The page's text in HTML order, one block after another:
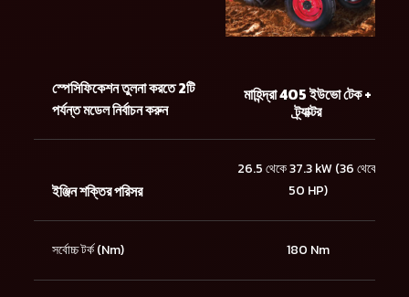
স্পেসিফিকেশন তুলনা করতে 2টি
পর্যন্ত মডেল নির্বাচন করুন
মাহিন্দ্রা 405 ইউভো টেক +
ট্র্যাক্টর
ইঞ্জিন শক্তির পরিসর
26.5 থেকে 37.3 kW (36 থেকে
50 HP)
সর্বোচ্চ টর্ক (Nm) 180 Nm